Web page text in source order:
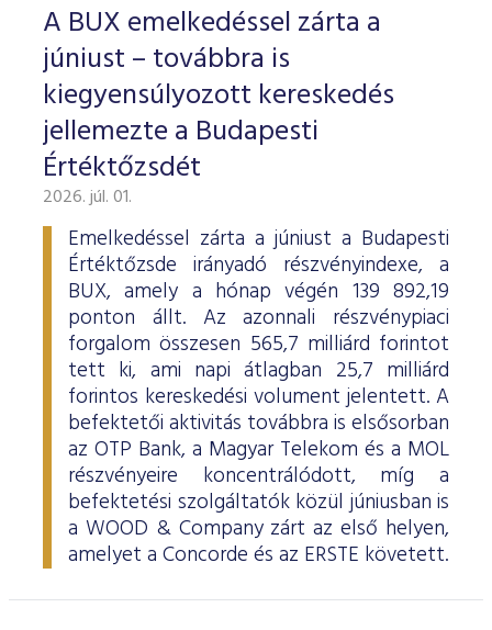
A BUX emelkedéssel zárta a
júniust – továbbra is
kiegyensúlyozott kereskedés
jellemezte a Budapesti
Értéktőzsdét
2026. júl. 01.
Emelkedéssel zárta a júniust a Budapesti
Értéktőzsde irányadó részvényindexe, a
BUX, amely a hónap végén 139 892,19
ponton állt. Az azonnali részvénypiaci
forgalom összesen 565,7 milliárd forintot
tett ki, ami napi átlagban 25,7 milliárd
forintos kereskedési volument jelentett. A
befektetői aktivitás továbbra is elsősorban
az OTP Bank, a Magyar Telekom és a MOL
részvényeire koncentrálódott, míg a
befektetési szolgáltatók közül júniusban is
a WOOD & Company zárt az első helyen,
amelyet a Concorde és az ERSTE követett.